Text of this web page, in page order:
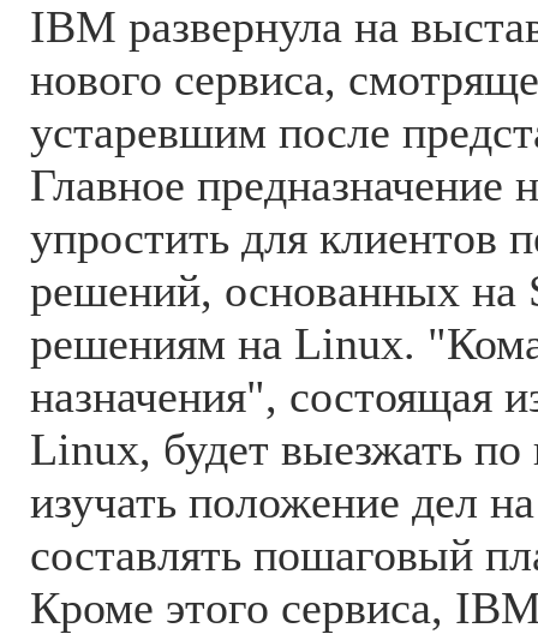
IBM развернула на
нового сервиса,
устаревшим после
Главное предназначение
упростить для клиентов
решений, основанных на
решениям на Linux.
назначения", состоящая
Linux, будет выезжать по
изучать положение дел
составлять пошаговый
Кроме этого сервиса,